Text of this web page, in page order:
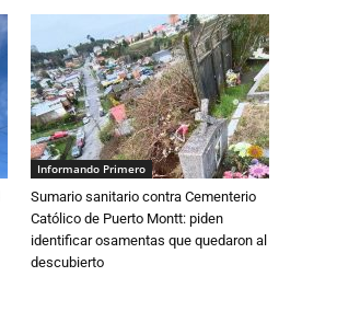
Informando Primero
Sumario sanitario contra Cementerio
Católico de Puerto Montt: piden
identificar osamentas que quedaron al
descubierto